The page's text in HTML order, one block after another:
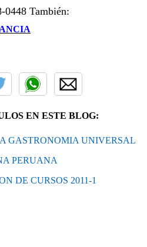
0448 También:
EN ESTE BLOG:
GASTRONOMIA UNIVERSAL
PERUANA
DE CURSOS 2011-1